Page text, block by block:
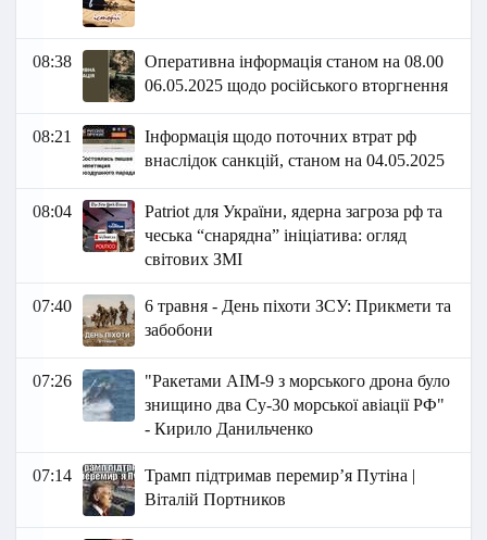
08:38
Оперативна інформація станом на 08.00
06.05.2025 щодо російського вторгнення
08:21
Інформація щодо поточних втрат рф
внаслідок санкцій, станом на 04.05.2025
08:04
Patriot для України, ядерна загроза рф та
чеська “снарядна” ініціатива: огляд
світових ЗМІ
07:40
6 травня - День піхоти ЗСУ: Прикмети та
забобони
07:26
"Ракетами AIM-9 з морського дрона було
знищино два Су-30 морської авіації РФ"
- Кирило Данильченко
07:14
Трамп підтримав перемирʼя Путіна |
Віталій Портников